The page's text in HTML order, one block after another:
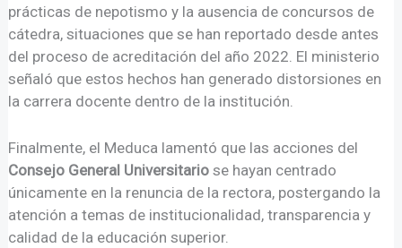
prácticas de nepotismo y la ausencia de concursos de
cátedra, situaciones que se han reportado desde antes
del proceso de acreditación del año 2022. El ministerio
señaló que estos hechos han generado distorsiones en
la carrera docente dentro de la institución.
Finalmente, el Meduca lamentó que las acciones del
Consejo General Universitario se hayan centrado
únicamente en la renuncia de la rectora, postergando la
atención a temas de institucionalidad, transparencia y
calidad de la educación superior.